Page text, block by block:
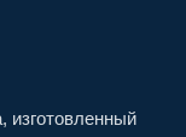
изготовленный